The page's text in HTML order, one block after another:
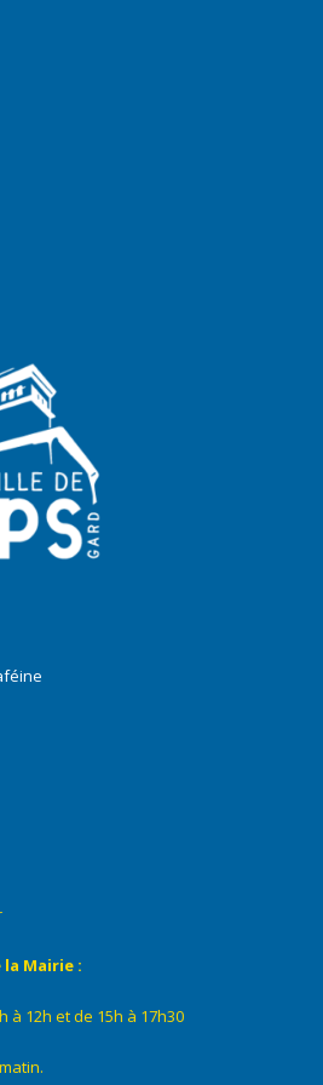
Mairie :
à 12h et de 15h à 17h30